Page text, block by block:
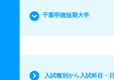
千葉明徳短期大学
入試種別から入試科目・日